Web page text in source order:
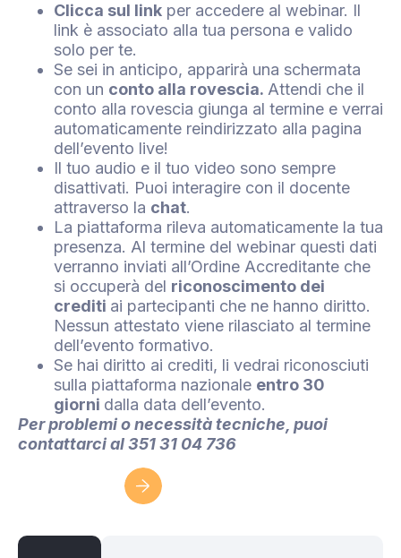
Clicca sul link per accedere al webinar. Il
link è associato alla tua persona e valido
solo per te.
Se sei in anticipo, apparirà una schermata
con un conto alla rovescia. Attendi che il
conto alla rovescia giunga al termine e verrai
automaticamente reindirizzato alla pagina
dell’evento live!
Il tuo audio e il tuo video sono sempre
disattivati. Puoi interagire con il docente
attraverso la chat.
La piattaforma rileva automaticamente la tua
presenza. Al termine del webinar questi dati
verranno inviati all’Ordine Accreditante che
si occuperà del riconoscimento dei
crediti ai partecipanti che ne hanno diritto.
Nessun attestato viene rilasciato al termine
dell’evento formativo.
Se hai diritto ai crediti, li vedrai riconosciuti
sulla piattaforma nazionale entro 30
giorni dalla data dell’evento.
Per problemi o necessità tecniche, puoi
contattarci al351 31 04 736